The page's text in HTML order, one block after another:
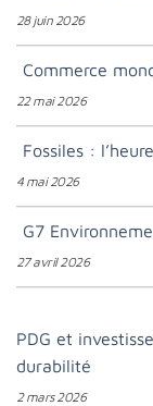
28 juin 2026
Commerce
22 mai 2026
Fossiles :
4 mai 2026
G7
27 avril 2026
PDG et
durabilité
2 mars 2026